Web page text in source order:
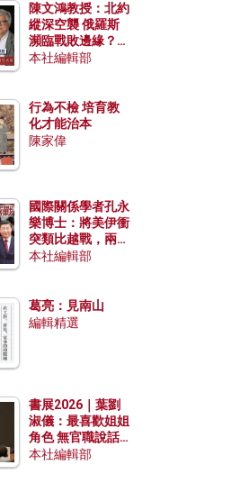
陳文鴻教授：北約
縱深空襲 俄羅斯
瀕臨戰敗邊緣？中
國零部件能左右戰
本社編輯部
行為不檢 培育教
化才能治本
陳家偉
國際關係學者孔永
樂博士：將美伊衝
突類比越戰，兩者
有何異同？中國崛
本社編輯部
葛亮：見南山
編輯精選
書展2026｜葉劉
淑儀：最喜歡姐姐
角色 無官職說話
包袱少
本社編輯部